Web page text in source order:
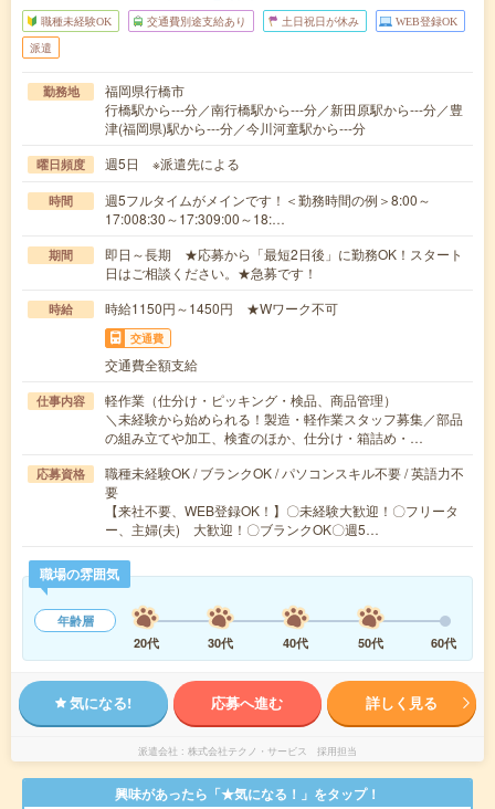
職種未経験OK 交通費別途支給あり 土日祝日が休み WEB登録OK
派遣
勤務地
福岡県行橋市
行橋駅から---分／南行橋駅から---分／新田原駅から---分／豊
津(福岡県)駅から---分／今川河童駅から---分
曜日頻度 週5日 ※派遣先による
時間
週5フルタイムがメインです！＜勤務時間の例＞8:00～
17:008:30～17:309:00～18:…
期間
即日～長期 ★応募から「最短2日後」に勤務OK！スタート
日はご相談ください。★急募です！
時給 時給1150円～1450円 ★Wワーク不可
交通費
交通費全額支給
仕事内容
軽作業（仕分け・ピッキング・検品、商品管理）
＼未経験から始められる！製造・軽作業スタッフ募集／部品
の組み立てや加工、検査のほか、仕分け・箱詰め・…
応募資格
職種未経験OK / ブランクOK / パソコンスキル不要 / 英語力不
要
【来社不要、WEB登録OK！】〇未経験大歓迎！〇フリータ
ー、主婦(夫) 大歓迎！〇ブランクOK〇週5…
職場の雰囲気
年齢層
20代
30代 40代 50代 60代
気になる! 応募へ進む 詳しく見る
派遣会社 株式会社テクノ・サービス 採用担当
興味があったら「★気になる！」をタップ！